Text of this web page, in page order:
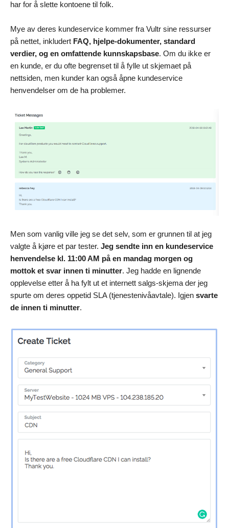
har for å slette kontoene til folk.
Mye av deres kundeservice kommer fra Vultr sine ressurser
på nettet, inkludert FAQ, hjelpe-dokumenter, standard
verdier, og en omfattende kunnskapsbase. Om du ikke er
en kunde, er du ofte begrenset til å fylle ut skjemaet på
nettsiden, men kunder kan også åpne kundeservice
henvendelser om de ha problemer.
Men som vanlig ville jeg se det selv, som er grunnen til at jeg
valgte å kjøre et par tester. Jeg sendte inn en kundeservice
henvendelse kl. 11:00 AM på en mandag morgen og
mottok et svar innen ti minutter. Jeg hadde en lignende
opplevelse etter å ha fylt ut et internett salgs-skjema der jeg
spurte om deres oppetid SLA (tjenestenivåavtale). Igjen svarte
de innen ti minutter.